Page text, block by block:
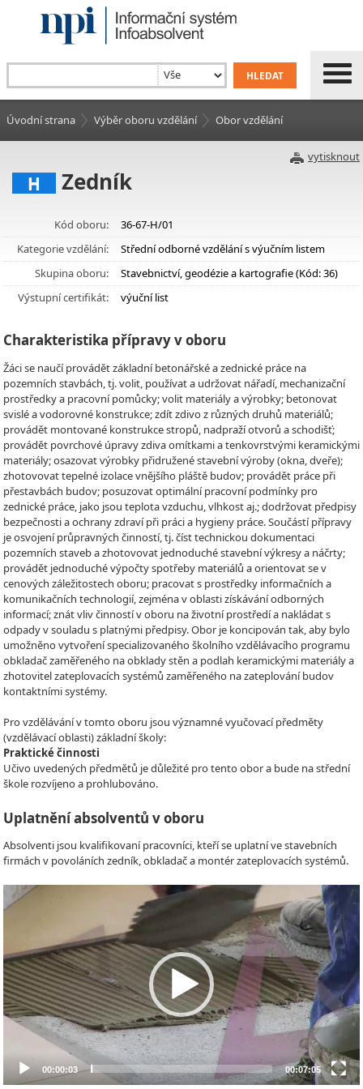
Úvodní strana Výběr oboru vzdělání Obor vzdělání
vytisknout
H Zedník
Kód oboru:
36-67-H/01
Kategorie vzdělání:
Střední odborné vzdělání s výučním listem
Skupina oboru:
Stavebnictví, geodézie a kartografie (Kód: 36)
Výstupní certifikát:
výuční list
Charakteristika přípravy v oboru
Žáci se naučí provádět základní betonářské a zednické práce na
pozemních stavbách, tj. volit, používat a udržovat nářadí, mechanizační
prostředky a pracovní pomůcky; volit materiály a výrobky; betonovat
svislé a vodorovné konstrukce; zdít zdivo z různých druhů materiálů;
provádět montované konstrukce stropů, nadpraží otvorů a schodišť;
provádět povrchové úpravy zdiva omítkami a tenkovrstvými keramickými
materiály; osazovat výrobky přidružené stavební výroby (okna, dveře);
zhotovovat tepelné izolace vnějšího pláště budov; provádět práce při
přestavbách budov; posuzovat optimální pracovní podmínky pro
zednické práce, jako jsou teplota vzduchu, vlhkost aj.; dodržovat předpisy
bezpečnosti a ochrany zdraví při práci a hygieny práce. Součástí přípravy
je osvojení průpravných činností, tj. číst technickou dokumentaci
pozemních staveb a zhotovovat jednoduché stavební výkresy a náčrty;
provádět jednoduché výpočty spotřeby materiálů a orientovat se v
cenových záležitostech oboru; pracovat s prostředky informačních a
komunikačních technologií, zejména v oblasti získávání odborných
informací; znát vliv činností v oboru na životní prostředí a nakládat s
odpady v souladu s platnými předpisy. Obor je koncipován tak, aby bylo
umožněno vytvoření specializovaného školního vzdělávacího programu
obkladač zaměřeného na obklady stěn a podlah keramickými materiály a
zhotovitel zateplovacích systémů zaměřeného na zateplování budov
kontaktními systémy.
Pro vzdělávání v tomto oboru jsou významné vyučovací předměty
(vzdělávací oblasti) základní školy:
Praktické činnosti
Učivo uvedených předmětů je důležité pro tento obor a bude na střední
škole rozvíjeno a prohlubováno.
Uplatnění absolventů v oboru
Absolventi jsou kvalifikovaní pracovníci, kteří se uplatní ve stavebních
firmách v povoláních zedník, obkladač a montér zateplovacích systémů.
Video
Player
00:00:03 00:07:05